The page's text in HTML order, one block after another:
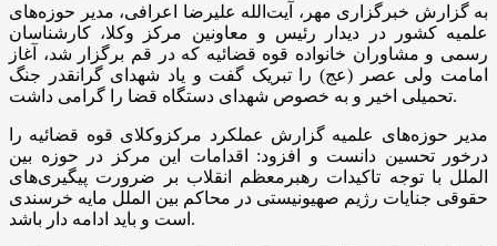
به گزارش خبرگزاری مهر، آیت‌الله علیرضا اعرافی، مدیر حوزه‌های
علمیه کشور در دیدار رئیس و معاونین مرکز وکلا، کارشناسان
رسمی و مشاوران خانواده قوه قضائیه که در قم برگزار شد، آغاز
امامت ولی عصر (عج) را تبریک گفت و یاد شهدای گرانقدر جنگ
تحمیلی اخیر و به خصوص شهدای دستگاه قضا را گرامی داشت.
مدیر حوزه‌های علمیه گزارش عملکرد مرکزوکلای قوه قضائیه را
درخور تحسین دانست و افزود: اقدامات این مرکز در حوزه بین
الملل با توجه تاکیدات رهبرمعظم انقلاب بر ضرورت پیگیری‌های
حقوقی جنایات رژیم صهیونیستی در محاکم بین الملل مایه خرسندی
است و باید ادامه دار باشد.